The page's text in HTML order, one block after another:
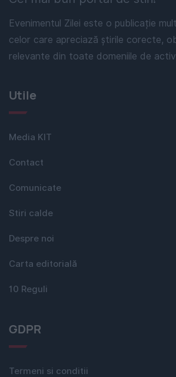
Evenimentul Zilei este o publicație
celor care apreciază știrile corecte,
relevante din toate domeniile de
Utile
Media KIT
Contact
Comunicate
Stiri calde
Despre noi
Carta editorială
10 Reguli
GDPR
Termeni si conditii